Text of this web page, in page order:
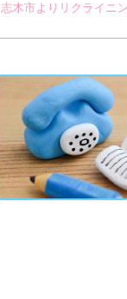
志木市よりリクライニ